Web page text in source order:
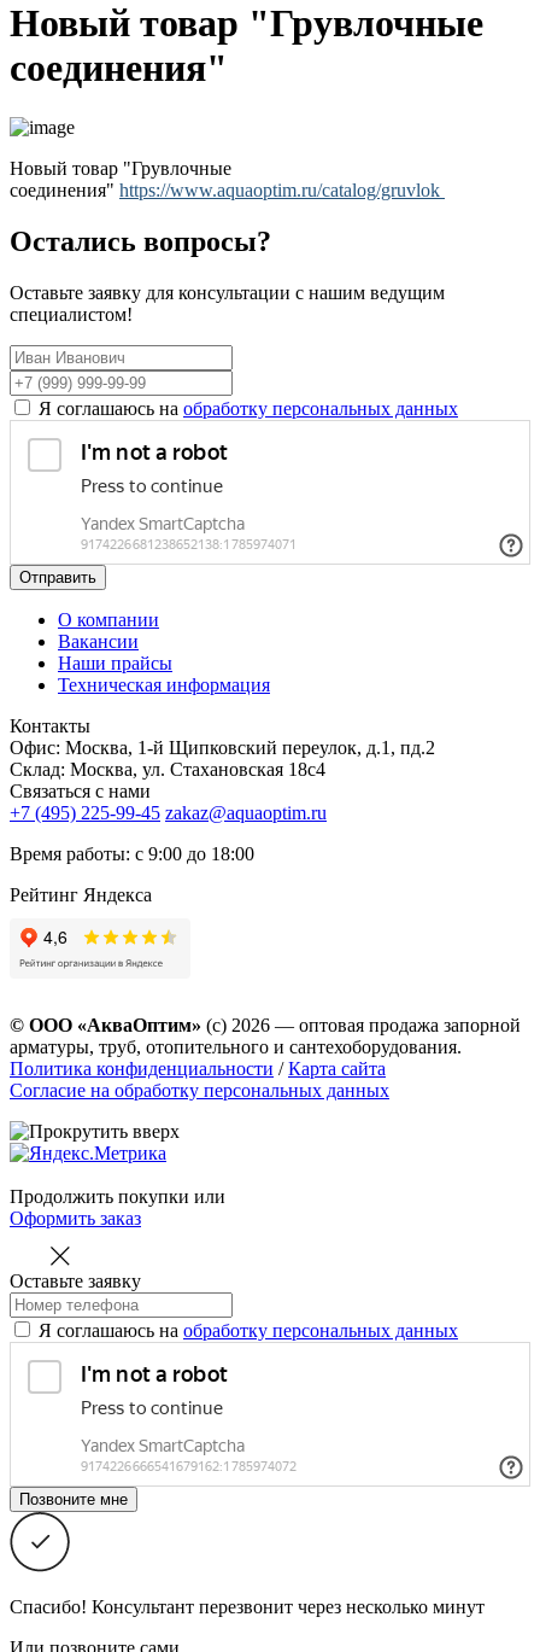
Новый товар "Грувлочные
соединения"
Новый товар "Грувлочные
соединения" https://www.aquaoptim.ru/catalog/gruvlok
Остались вопросы?
Оставьте заявку для консультации с нашим ведущим
специалистом!
Я соглашаюсь на обработку персональных данных
Отправить
О компании
Вакансии
Наши прайсы
Техническая информация
Контакты
Офис: Москва, 1-й Щипковский переулок, д.1, пд.2
Склад: Москва, ул. Стахановская 18с4
Связаться с нами
+7 (495) 225-99-45 zakaz@aquaoptim.ru
Время работы: с 9:00 до 18:00
Рейтинг Яндекса
© ООО «АкваОптим» (с) 2026 — оптовая продажа запорной
арматуры, труб, отопительного и сантехоборудования.
Политика конфиденциальности /Карта сайта
Согласие на обработку персональных данных
Продолжить покупки или
Оформить заказ
Оставьте заявку
Я соглашаюсь на обработку персональных данных
Спасибо! Консультант перезвонит через несколько минут
Или позвоните сами